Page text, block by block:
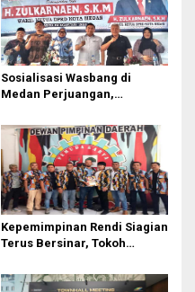
Sosialisasi Wasbang di
Medan Perjuangan,
Perjuangkan Ruang Bermain
Anak
Kepemimpinan Rendi Siagian
Terus Bersinar, Tokoh
MJA Kota Medan